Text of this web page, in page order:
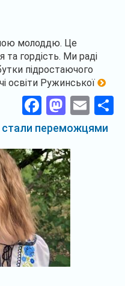
молоддю. Це
та гордість. Ми раді
підростаючого
освіти Ружинської
Facebook
стали переможцями